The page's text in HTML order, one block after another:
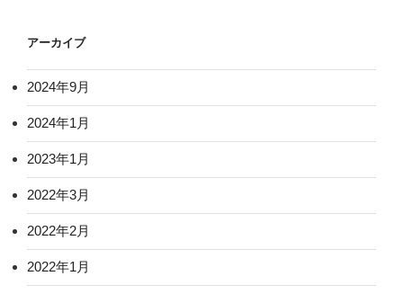
アーカイブ
2024年9月
2024年1月
2023年1月
2022年3月
2022年2月
2022年1月